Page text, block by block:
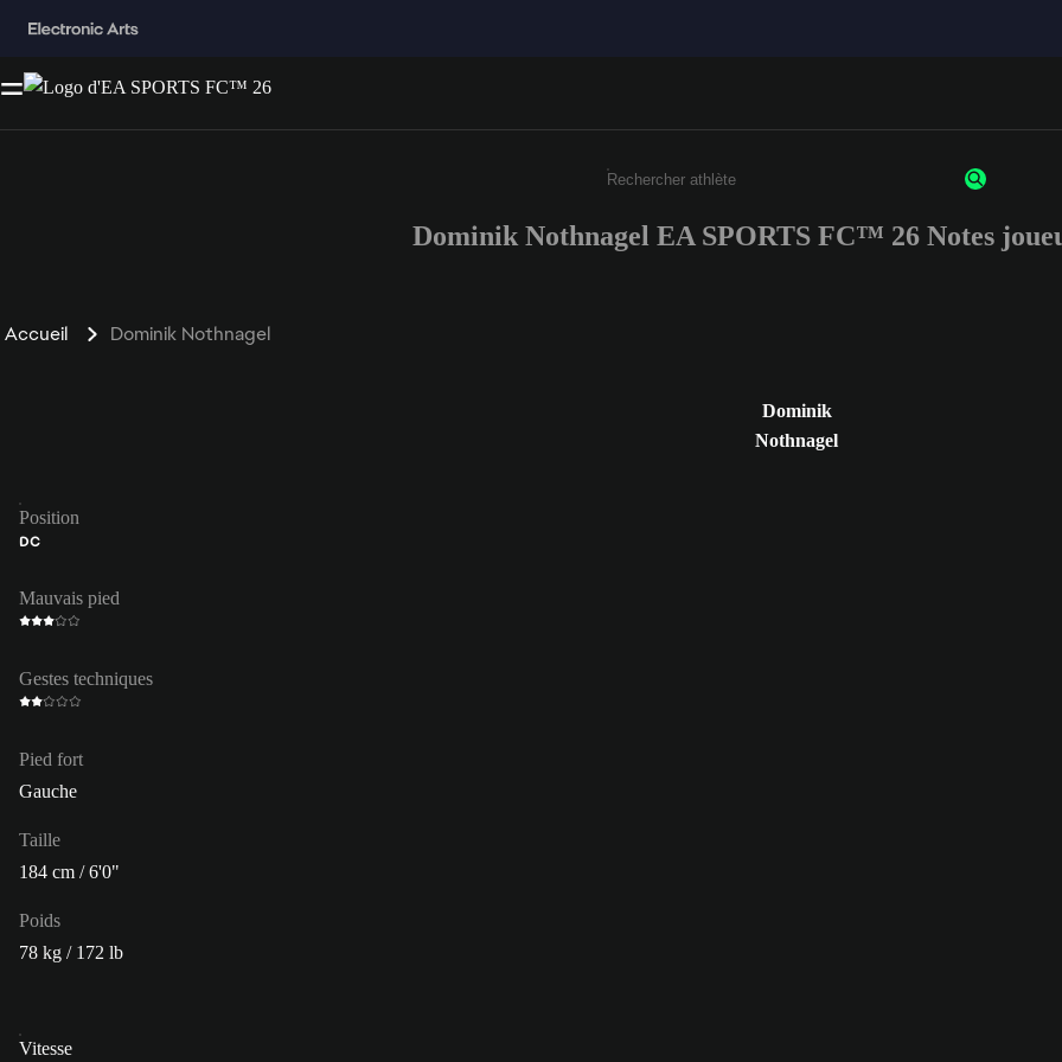
Saisissez au moins 3 caractères ou chiffres.
Dominik Nothnagel EA SPORTS FC™ 26 Notes
Accueil Dominik Nothnagel
Dominik
Nothnagel
Position
DC
Mauvais pied
Gestes techniques
Pied fort
Gauche
Taille
184 cm / 6'0"
Poids
78 kg / 172 lb
Vitesse